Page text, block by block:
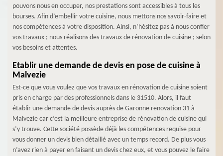
pouvons nous en occuper, nos prestations sont accessibles à tous les
bourses. Afin d’embellir votre cuisine, nous mettons nos savoir-faire et
nos compétences à votre disposition. Ainsi, n’hésitez pas à nous confier
vos travaux ; nous réalisons des travaux de rénovation de cuisine ; selon
vos besoins et attentes.
Etablir une demande de devis en pose de cuisine à
Malvezie
Est-ce que vous voulez que vos travaux en rénovation de cuisine soient
pris en charge par des professionnels dans le 31510. Alors, il faut
établir une demande de devis auprès de Garonne renovation 31 à
Malvezie car c’est la meilleure entreprise de rénovation de cuisine qui
s’y trouve. Cette société possède déjà les compétences requise pour
vous donner un devis bien détaillé avec un temps record. De plus vous
n’avez rien à payer en faisant un devis chez eux, et vous pouvez le faire